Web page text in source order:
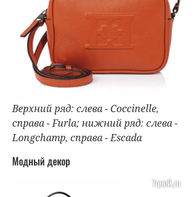
Верхний ряд: слева - Coccinelle,
справа - Furla; нижний ряд: слева -
Longchamp, справа - Escada
Модный декор